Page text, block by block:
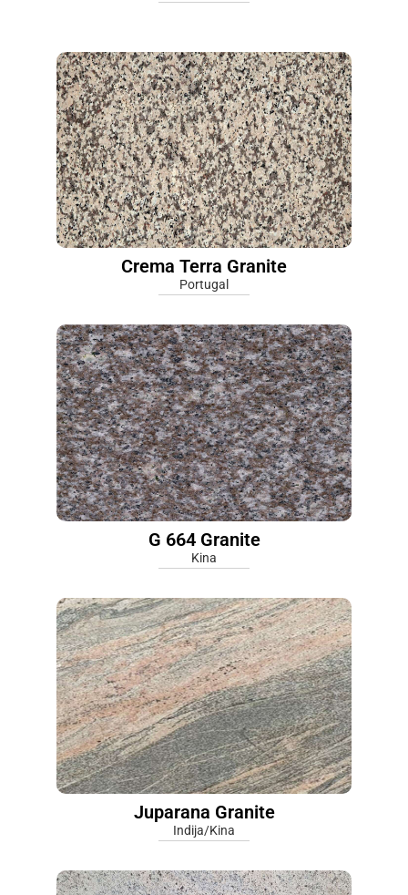
Crema Terra Granite
Portugal
G 664 Granite
Kina
Juparana Granite
Indija/Kina